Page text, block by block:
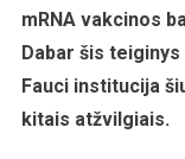
mRNA vakcinos
Dabar šis
Fauci institucija
kitais atžvilgiais.